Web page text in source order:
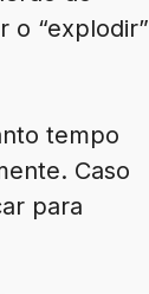
o “explodir”
tempo
Caso
para